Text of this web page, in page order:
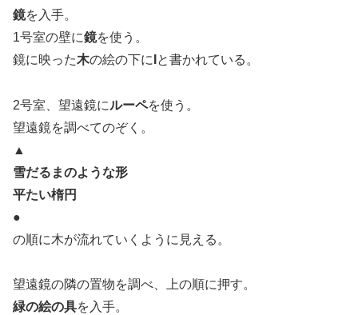
鏡を入手。
1号室の壁に鏡を使う。
鏡に映った木の絵の下に と書かれている。
2号室、望遠鏡にルーペを使う。
望遠鏡を調べてのぞく。
▲
雪だるまのような形
平たい楕円
●
の順に木が流れていくように見える。
望遠鏡の隣の置物を調べ、上の順に押す。
緑の絵の具を入手。